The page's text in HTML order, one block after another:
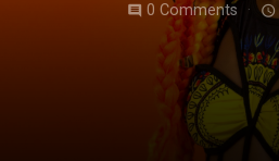
comment 0 Comments access_time